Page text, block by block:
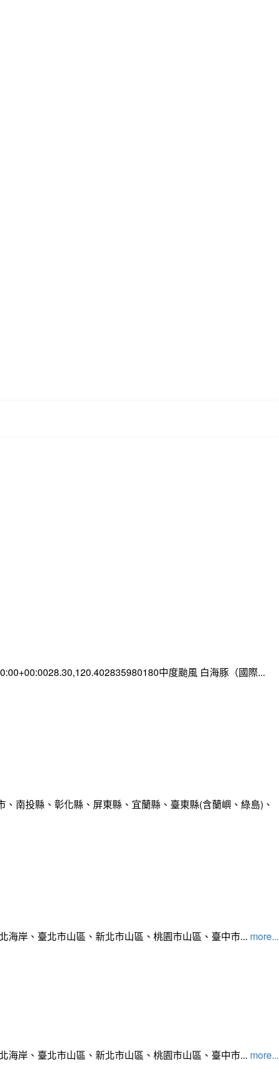
中度颱風 白海豚（國際...
南投縣、彰化縣、屏東縣、宜蘭縣、臺東縣(含蘭嶼、綠島)、
岸、臺北市山區、新北市山區、桃園市山區、臺中市... more...
岸、臺北市山區、新北市山區、桃園市山區、臺中市... more...